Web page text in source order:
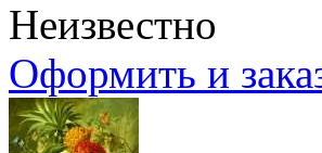
Неизвестно
Оформить и